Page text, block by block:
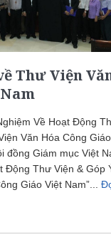
Thư Viện
Về Hoạt Động
Văn Hóa Công
đồng Giám mục Việt
Động Thư Viện & Góp
Giáo Việt Nam”...